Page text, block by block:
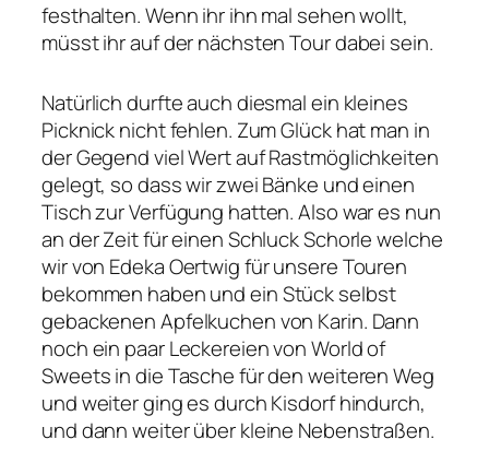
festhalten. Wenn ihr ihn mal sehen wollt,
müsst ihr auf der nächsten Tour dabei sein.
Natürlich durfte auch diesmal ein kleines
Picknick nicht fehlen. Zum Glück hat man in
der Gegend viel Wert auf Rastmöglichkeiten
gelegt, so dass wir zwei Bänke und einen
Tisch zur Verfügung hatten. Also war es nun
an der Zeit für einen Schluck Schorle welche
wir von Edeka Oertwig für unsere Touren
bekommen haben und ein Stück selbst
gebackenen Apfelkuchen von Karin. Dann
noch ein paar Leckereien von World of
Sweets in die Tasche für den weiteren Weg
und weiter ging es durch Kisdorf hindurch,
und dann weiter über kleine Nebenstraßen.